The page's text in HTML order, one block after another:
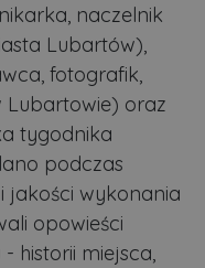
naczelnik
Lubartów),
fotografik,
Lubartowie) oraz
tygodnika
podczas
jakości wykonania
opowieści
historii miejsca,